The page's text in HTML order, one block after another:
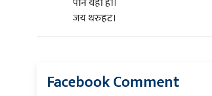
जय थरुहट।
Facebook Comment